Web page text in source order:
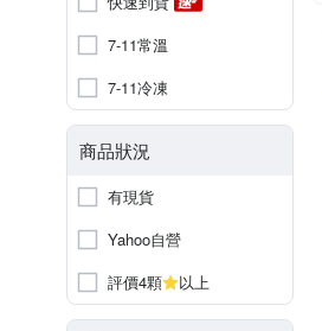
7-11常溫
7-11冷凍
商品狀況
有現貨
Yahoo自營
評價4顆
以上